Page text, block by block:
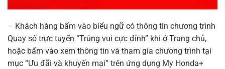
– Khách hàng bấm vào biểu ngữ có thông tin chương trình
Quay số trực tuyến “Trúng vui cực đỉnh” khi ở Trang chủ,
hoặc bấm vào xem thông tin và tham gia chương trình tại
mục “Ưu đãi và khuyến mại” trên ứng dụng My Honda+